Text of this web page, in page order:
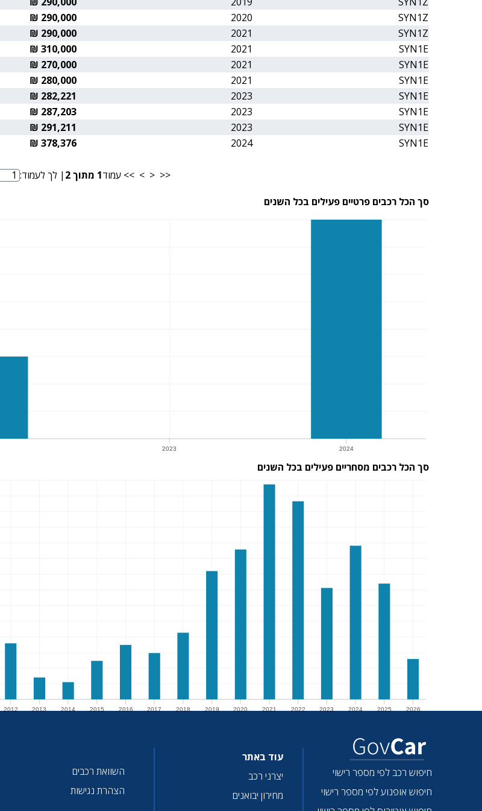
SYN1Z
2020
290,000 ₪
SYN1Z
2021
290,000 ₪
SYN1E
2021
310,000 ₪
SYN1E
2021
270,000 ₪
SYN1E
2021
280,000 ₪
SYN1E
2023
282,221 ₪
SYN1E
2023
287,203 ₪
SYN1E
2023
291,211 ₪
SYN1E
2024
378,376 ₪
<<
<
>
>> עמוד1 מתוך2 מספר עמוד
| לך לעמוד:
סך הכל רכבים פרטיים פעילים בכל השנים
2023 2024
2024
סך הכל רכבים מסחריים פעילים בכל השנים
2012 2013 2014 2015 2016 2017 2018 2019 2020 2021 2022 2023 2024 2025 2026
חיפוש רכב לפי מספר רישוי
חיפוש אופנוע לפי מספר רישוי
עוד באתר
יצרני רכב
מחירון יבואנים
השוואת רכבים
הצהרת נגישות